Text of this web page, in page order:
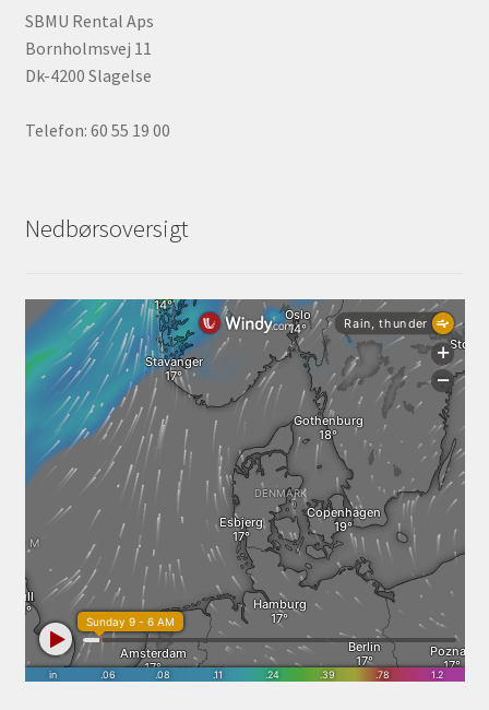
SBMU Rental Aps
Bornholmsvej 11
Dk-4200 Slagelse
Telefon: 60 55 19 00
Nedbørsoversigt